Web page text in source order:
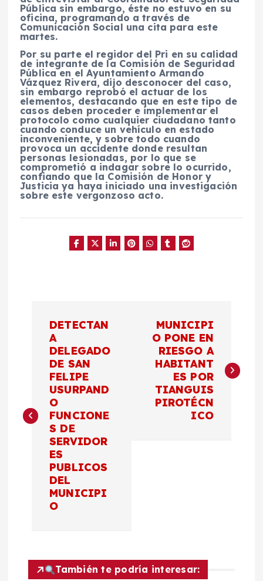
Pública sin embargo, éste no estuvo en su
oficina, programando a través de
Comunicación Social una cita para este
martes.
Por su parte el regidor del Pri en su calidad
de integrante de la Comisión de Seguridad
Pública en el Ayuntamiento Armando
Vázquez Rivera, dijo desconocer del caso,
sin embargo reprobó el actuar de los
elementos, destacando que en este tipo de
casos deben proceder e implementar el
protocolo como cualquier ciudadano tanto
cuando conduce un vehículo en estado
inconveniente, y sobre todo cuando
provoca un accidente donde resultan
personas lesionadas, por lo que se
comprometió a indagar sobre lo ocurrido,
confiando que la Comisión de Honor y
Justicia ya haya iniciado una investigación
sobre este vergonzoso acto.
e
g
n
DETECTAN
A
DELEGADO
DE SAN
FELIPE
USURPAND
O
FUNCIONE
S DE
SERVIDOR
ES
PUBLICOS
DEL
MUNICIPI
O
MUNICIPI
O PONE EN
RIESGO A
HABITANT
ES POR
TIANGUIS
PIROTÉCN
ICO
También te podría interesar: